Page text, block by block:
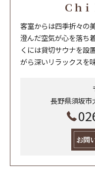
Ｃｈ
客室からは四季折々の
澄んだ空気が心を落ち
くには貸切サウナを設
がら深いリラックスを
長野県須坂市
お問